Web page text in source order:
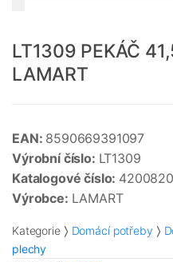
LT1309 PEKÁČ
LAMART
EAN: 8590669391097
Výrobní číslo: LT1309
Katalogové číslo:
Výrobce: LAMART
Kategorie Domácí potřeby
plechy